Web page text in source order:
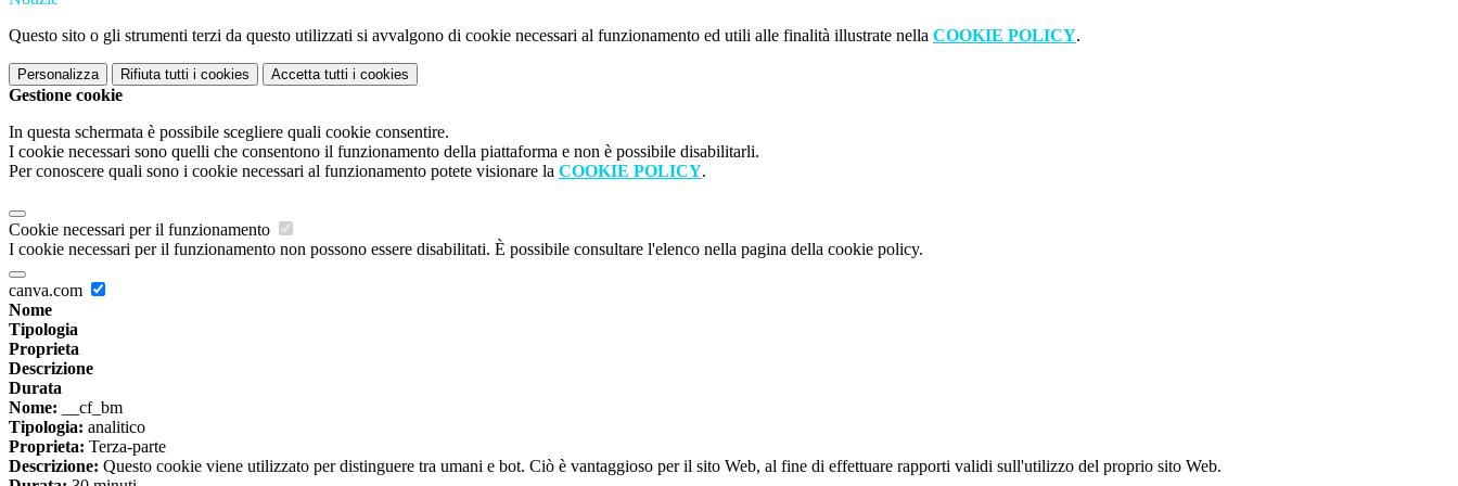
Questo sito o gli strumenti terzi da questo utilizzati si avvalgono di cookie necessari al funzionamento ed utili alle finalità illustrate nella COOKIE POLICY.
Personalizza Rifiuta tutti i cookies Accetta tutti i cookies
Gestione cookie
In questa schermata è possibile scegliere quali cookie consentire.
I cookie necessari sono quelli che consentono il funzionamento della piattaforma e non è possibile disabilitarli.
Per conoscere quali sono i cookie necessari al funzionamento potete visionare la COOKIE POLICY.
Cookie necessari per il funzionamento
I cookie necessari per il funzionamento non possono essere disabilitati. È possibile consultare l'elenco nella pagina della cookie policy.
canva.com
Nome
Tipologia
Proprieta
Descrizione
Durata
Nome: __cf_bm
Tipologia: analitico
Proprieta: Terza-parte
Descrizione: Questo cookie viene utilizzato per distinguere tra umani e bot. Ciò è vantaggioso per il sito Web, al fine di effettuare rapporti validi sull'utilizzo del proprio sito Web.